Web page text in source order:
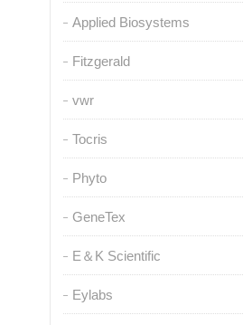
Applied Biosystems
Fitzgerald
vwr
Tocris
Phyto
GeneTex
E＆K Scientific
Eylabs